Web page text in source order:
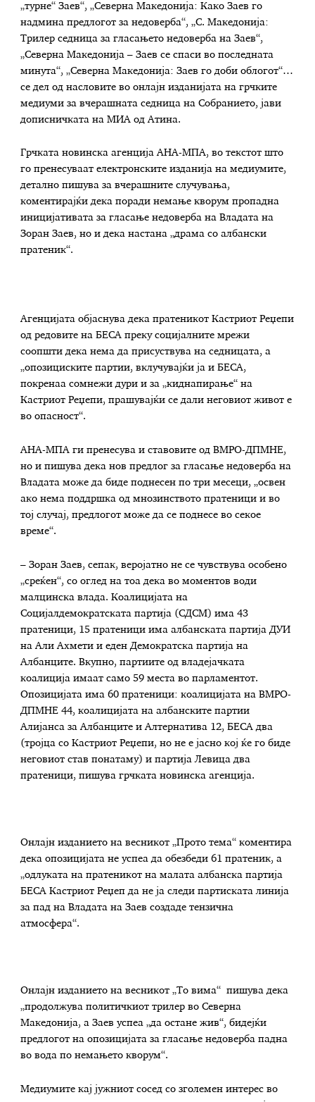
„турне“ Заев“, „Северна Македонија: Како Заев го
надмина предлогот за недоверба“, „С. Македонија:
Трилер седница за гласањето недоверба на Заев“,
„Северна Македонија – Заев се спаси во последната
минута“, „Северна Македонија: Заев го доби облогот“…
се дел од насловите во онлајн изданијата на грчките
медиуми за вчерашната седница на Собранието, јави
дописничката на МИА од Атина.
Грчката новинска агенција АНА-МПА, во текстот што
го пренесуваат електронските изданија на медиумите,
детално пишува за вчерашните случувања,
коментирајќи дека поради немање кворум пропадна
иницијативата за гласање недоверба на Владата на
Зоран Заев, но и дека настана „драма со албански
пратеник“.
Агенцијата објаснува дека пратеникот Кастриот Реџепи
од редовите на БЕСА преку социјалните мрежи
соопшти дека нема да присуствува на седницата, а
„опозициските партии, вклучувајќи ја и БЕСА,
покренаа сомнежи дури и за „киднапирање“ на
Кастриот Реџепи, прашувајќи се дали неговиот живот е
во опасност“.
АНА-МПА ги пренесува и ставовите од ВМРО-ДПМНЕ,
но и пишува дека нов предлог за гласање недоверба на
Владата може да биде поднесен по три месеци, „освен
ако нема поддршка од мнозинството пратеници и во
тој случај, предлогот може да се поднесе во секое
време“.
– Зоран Заев, сепак, веројатно не се чувствува особено
„среќен“, со оглед на тоа дека во моментов води
малцинска влада. Коалицијата на
Социјалдемократската партија (СДСМ) има 43
пратеници, 15 пратеници има албанската партија ДУИ
на Али Ахмети и еден Демократска партија на
Албанците. Вкупно, партиите од владејачката
коалиција имаат само 59 места во парламентот.
Опозицијата има 60 пратеници: коалицијата на ВМРО-
ДПМНЕ 44, коалицијата на албанските партии
Алијанса за Албанците и Алтернатива 12, БЕСА два
(тројца со Кастриот Реџепи, но не е јасно кој ќе го биде
неговиот став понатаму) и партија Левица два
пратеници, пишува грчката новинска агенција.
Онлајн изданието на весникот „Прото тема“ коментира
дека опозицијата не успеа да обезбеди 61 пратеник, а
„одлуката на пратеникот на малата албанска партија
БЕСА Кастриот Реџеп да не ја следи партиската линија
за пад на Владата на Заев создаде тензична
атмосфера“.
Онлајн изданието на весникот „То вима“ пишува дека
„продолжува политичкиот трилер во Северна
Македонија, а Заев успеа „да остане жив“, бидејќи
предлогот на опозицијата за гласање недоверба падна
во вода по немањето кворум“.
Медиумите кај јужниот сосед со зголемен интерес во